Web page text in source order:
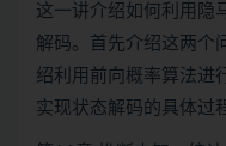
这一讲介绍如何利用隐
解码。首先介绍这两个
绍利用前向概率算法进
实现状态解码的具体过